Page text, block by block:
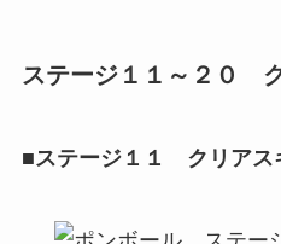
ステージ１１～２０
■ステージ１１ クリアス